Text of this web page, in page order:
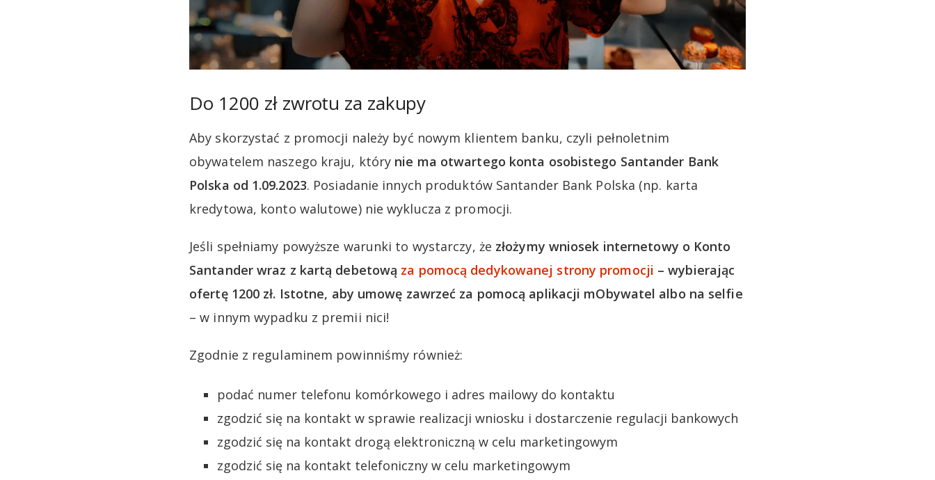
Do 1200 zł zwrotu za zakupy
Aby skorzystać z promocji należy być nowym klientem banku, czyli pełnoletnim
obywatelem naszego kraju, który nie ma otwartego konta osobistego Santander Bank
Polska od 1.09.2023. Posiadanie innych produktów Santander Bank Polska (np. karta
kredytowa, konto walutowe) nie wyklucza z promocji.
Jeśli spełniamy powyższe warunki to wystarczy, że złożymy wniosek internetowy o Konto
Santander wraz z kartą debetową za pomocą dedykowanej strony promocji – wybierając
ofertę 1200 zł. Istotne, aby umowę zawrzeć za pomocą aplikacji mObywatel albo na selfie
– w innym wypadku z premii nici!
Zgodnie z regulaminem powinniśmy również:
podać numer telefonu komórkowego i adres mailowy do kontaktu
zgodzić się na kontakt w sprawie realizacji wniosku i dostarczenie regulacji bankowych
zgodzić się na kontakt drogą elektroniczną w celu marketingowym
zgodzić się na kontakt telefoniczny w celu marketingowym